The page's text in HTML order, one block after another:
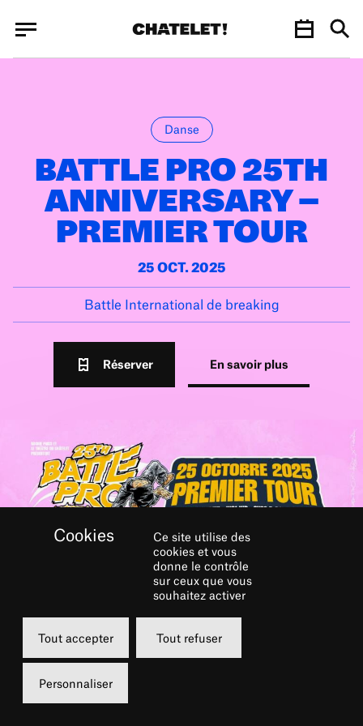
Danse
BATTLE PRO 25TH
ANNIVERSARY –
PREMIER TOUR
25 OCT. 2025
Battle International de breaking
Réserver En savoir plus
Ce site utilise des
cookies et vous
donne le contrôle
sur ceux que vous
souhaitez activer
Tout accepter Tout refuser
Personnaliser